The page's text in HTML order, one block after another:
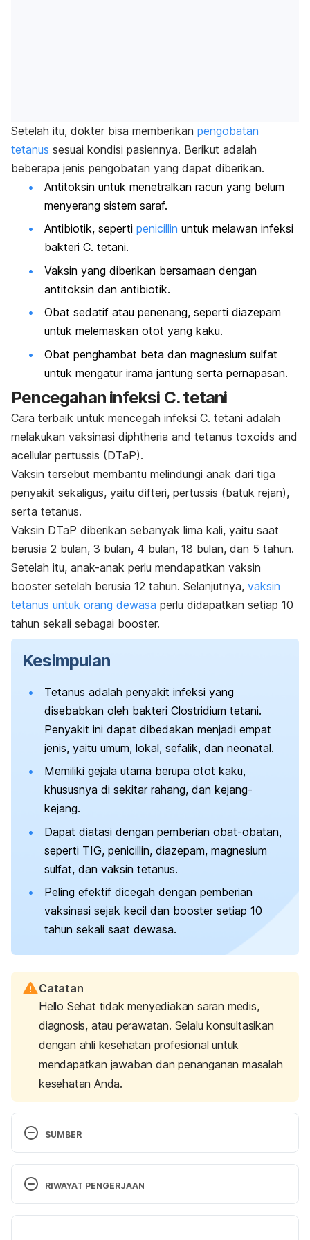
Setelah itu, dokter bisa memberikan pengobatan
tetanus sesuai kondisi pasiennya. Berikut adalah
beberapa jenis pengobatan yang dapat diberikan.
Antitoksin untuk menetralkan racun yang belum
menyerang sistem saraf.
Antibiotik, seperti penicillin untuk melawan infeksi
bakteri C. tetani.
Vaksin yang diberikan bersamaan dengan
antitoksin dan antibiotik.
Obat sedatif atau penenang, seperti diazepam
untuk melemaskan otot yang kaku.
Obat penghambat beta dan magnesium sulfat
untuk mengatur irama jantung serta pernapasan.
Pencegahan infeksi C. tetani
Cara terbaik untuk mencegah infeksi C. tetani adalah
melakukan vaksinasi diphtheria and tetanus toxoids and
acellular pertussis (DTaP).
Vaksin tersebut membantu melindungi anak dari tiga
penyakit sekaligus, yaitu difteri, pertussis (batuk rejan),
serta tetanus.
Vaksin DTaP diberikan sebanyak lima kali, yaitu saat
berusia 2 bulan, 3 bulan, 4 bulan, 18 bulan, dan 5 tahun.
Setelah itu, anak-anak perlu mendapatkan vaksin
booster setelah berusia 12 tahun. Selanjutnya, vaksin
tetanus untuk orang dewasa perlu didapatkan setiap 10
tahun sekali sebagai booster.
Kesimpulan
Tetanus adalah penyakit infeksi yang
disebabkan oleh bakteri Clostridium tetani.
Penyakit ini dapat dibedakan menjadi empat
jenis, yaitu umum, lokal, sefalik, dan neonatal.
Memiliki gejala utama berupa otot kaku,
khususnya di sekitar rahang, dan kejang-
kejang.
Dapat diatasi dengan pemberian obat-obatan,
seperti TIG, penicillin, diazepam, magnesium
sulfat, dan vaksin tetanus.
Peling efektif dicegah dengan pemberian
vaksinasi sejak kecil dan boostersetiap 10
tahun sekali saat dewasa.
Catatan
Hello Sehat tidak menyediakan saran medis,
diagnosis, atau perawatan. Selalu konsultasikan
dengan ahli kesehatan profesional untuk
mendapatkan jawaban dan penanganan masalah
kesehatan Anda.
SUMBER
Control and Prevention.
2024, from
RIWAYAT PENGERJAAN